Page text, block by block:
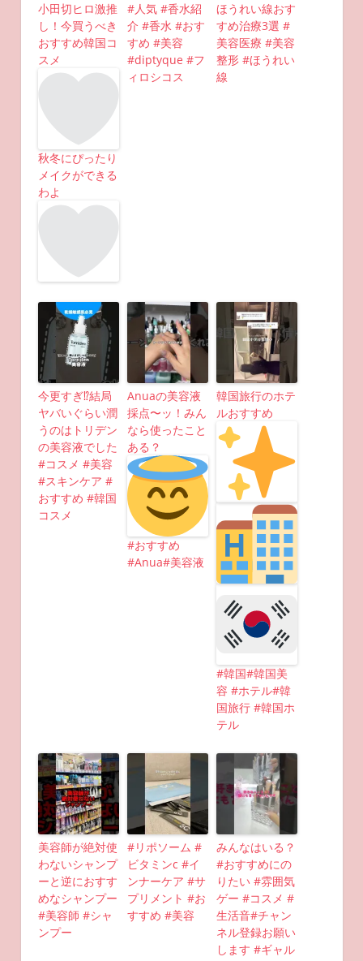
小田切ヒロ激推
し！今買うべき
おすすめ韓国コ
スメ
秋冬にぴったり
メイクができる
わよ
#人気 #香水紹
介 #香水 #おす
すめ #美容
#diptyque #フ
ィロシコス
ほうれい線おす
すめ治療3選 #
美容医療 #美容
整形 #ほうれい
線
今更すぎ⁉︎結局
ヤバいぐらい潤
うのはトリデン
の美容液でした
#コスメ #美容
#スキンケア #
おすすめ #韓国
コスメ
Anuaの美容液
採点〜ッ！みん
なら使ったこと
ある？
#おすすめ
#Anua#美容液
韓国旅行のホテ
ルおすすめ
#韓国#韓国美
容 #ホテル#韓
国旅行 #韓国ホ
テル
美容師が絶対使
わないシャンプ
ーと逆におすす
めなシャンプー
#美容師 #シャ
ンプー
#リポソーム #
ビタミンc #イ
ンナーケア #サ
プリメント #お
すすめ #美容
みんなはいる？
#おすすめにの
りたい #雰囲気
ゲー #コスメ #
生活音#チャン
ネル登録お願い
します #ギャル